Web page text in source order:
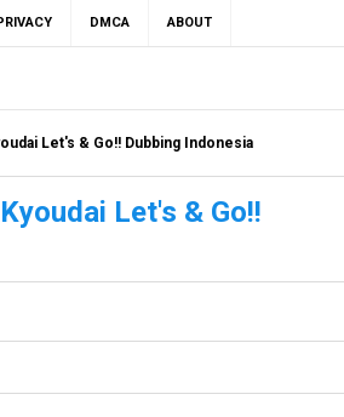
DMCA ABOUT
Let's & Go!! Dubbing Indonesia
Let's & Go!!